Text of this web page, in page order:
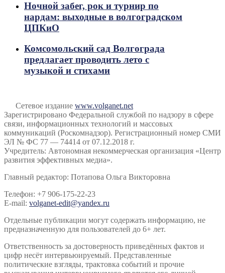
Ночной забег, рок и турнир по
нардам: выходные в волгоградском
ЦПКиО
Комсомольский сад Волгограда
предлагает проводить лето с
музыкой и стихами
Сетевое издание www.volganet.net
Зарегистрировано Федеральной службой по надзору в сфере
связи, информационных технологий и массовых
коммуникаций (Роскомнадзор). Регистрационный номер СМИ
ЭЛ № ФС 77 — 74414 от 07.12.2018 г.
Учредитель: Автономная некоммерческая организация «Центр
развития эффективных медиа».
Главный редактор: Потапова Ольга Викторовна
Телефон: +7 906-175-22-23
E-mail: volganet-edit@yandex.ru
Отдельные публикации могут содержать информацию, не
предназначенную для пользователей до 6+ лет.
Ответственность за достоверность приведённых фактов и
цифр несёт интервьюируемый. Представленные
политические взгляды, трактовка событий и прочие